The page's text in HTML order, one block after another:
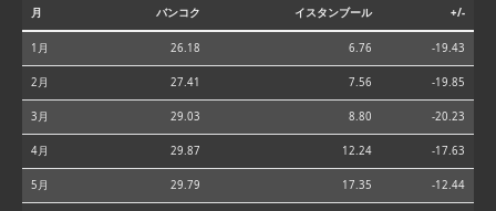
月 バンコク イスタンブール +/-
1月 26.18 6.76 -19.43
2月 27.41 7.56 -19.85
3月 29.03 8.80 -20.23
4月 29.87 12.24 -17.63
5月 29.79 17.35 -12.44